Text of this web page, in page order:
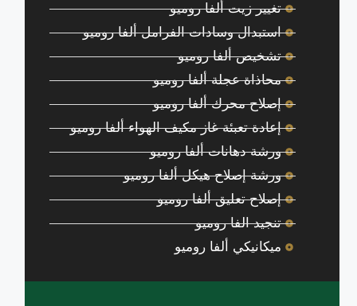
تغيير زيت ألفا روميو
استبدال وسادات الفرامل ألفا روميو
تشخيص ألفا روميو
محاذاة عجلة ألفا روميو
إصلاح محرك ألفا روميو
إعادة تعبئة غاز مكيف الهواء ألفا روميو
ورشة دهانات ألفا روميو
ورشة إصلاح هيكل ألفا روميو
إصلاح تعليق ألفا روميو
تنجيد الفا روميو
ميكانيكي ألفا روميو